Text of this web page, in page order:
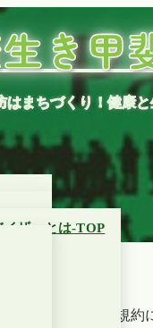
き甲
はまちづくり！健康
援
ザーとは-TOP
ン江戸川
エゾン協議会の規約